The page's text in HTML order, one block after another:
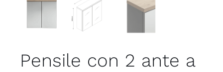
Pensile con 2 ante a